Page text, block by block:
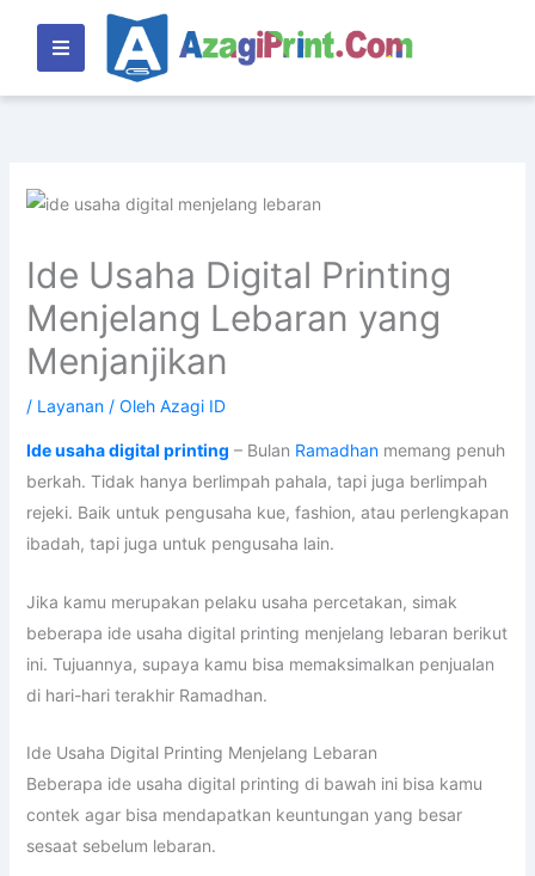
konten
Ide Usaha Digital Printing
Menjelang Lebaran yang
Menjanjikan
/ Layanan/ Oleh Azagi ID
Ide usaha digital printing – Bulan Ramadhan memang penuh
berkah. Tidak hanya berlimpah pahala, tapi juga berlimpah
rejeki. Baik untuk pengusaha kue, fashion, atau perlengkapan
ibadah, tapi juga untuk pengusaha lain.
Jika kamu merupakan pelaku usaha percetakan, simak
beberapa ide usaha digital printing menjelang lebaran berikut
ini. Tujuannya, supaya kamu bisa memaksimalkan penjualan
di hari-hari terakhir Ramadhan.
Ide Usaha Digital Printing Menjelang Lebaran
Beberapa ide usaha digital printing di bawah ini bisa kamu
contek agar bisa mendapatkan keuntungan yang besar
sesaat sebelum lebaran.